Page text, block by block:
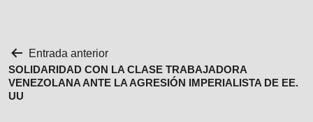
Navegación
de
Entrada anterior
SOLIDARIDAD CON LA CLASE TRABAJADORA
VENEZOLANA ANTE LA AGRESIÓN IMPERIALISTA DE EE.
UU